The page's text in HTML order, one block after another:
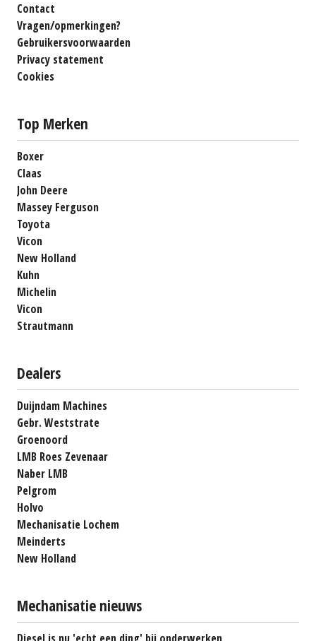
Contact
Vragen/opmerkingen?
Gebruikersvoorwaarden
Privacy statement
Cookies
Top Merken
Boxer
Claas
John Deere
Massey Ferguson
Toyota
Vicon
New Holland
Kuhn
Michelin
Vicon
Strautmann
Dealers
Duijndam Machines
Gebr. Weststrate
Groenoord
LMB Roes Zevenaar
Naber LMB
Pelgrom
Holvo
Mechanisatie Lochem
Meinderts
New Holland
Mechanisatie nieuws